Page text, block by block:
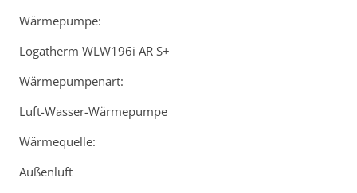
Wärmepumpe:
Logatherm WLW196i AR S+
Wärmepumpenart:
Luft-Wasser-Wärmepumpe
Wärmequelle:
Außenluft